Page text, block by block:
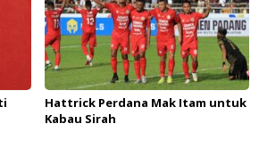
Hattrick Perdana Mak Itam untuk
Kabau Sirah